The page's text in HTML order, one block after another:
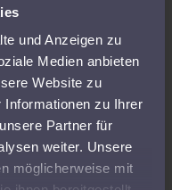
und Anzeigen zu
Medien anbieten
Website zu
Informationen zu Ihrer
Partner für
weiter. Unsere
möglicherweise mit
nicht. Die Aufsicht
die zuständige
da
der
Persönlich statt
anonym
Keine Hotline, keine
Software und keine
Standardlösungen.